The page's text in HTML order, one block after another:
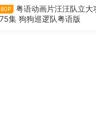
粤语动画片汪汪队立大
集 狗狗巡逻队粤语版